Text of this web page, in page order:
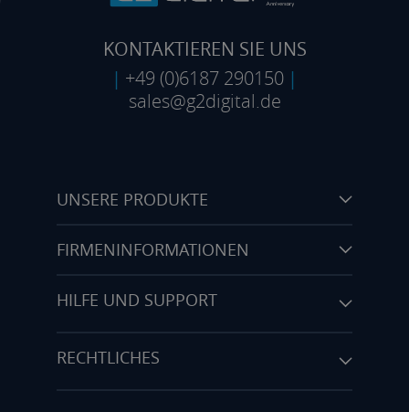
KONTAKTIEREN SIE UNS
| +49 (0)6187 290150 |
sales@g2digital.de
UNSERE PRODUKTE
FIRMENINFORMATIONEN
HILFE UND SUPPORT
RECHTLICHES